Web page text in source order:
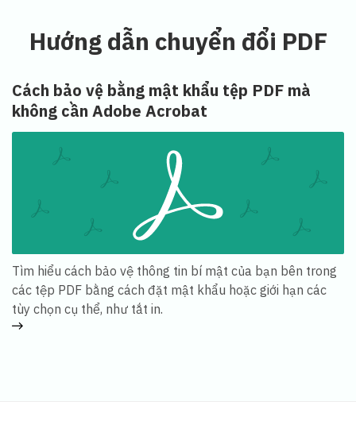
Hướng dẫn chuyển đổi PDF
Cách bảo vệ bằng mật khẩu tệp PDF mà
không cần Adobe Acrobat
Tìm hiểu cách bảo vệ thông tin bí mật của bạn bên trong
các tệp PDF bằng cách đặt mật khẩu hoặc giới hạn các
tùy chọn cụ thể, như tắt in.